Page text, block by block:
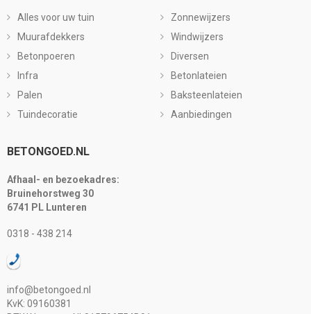
Alles voor uw tuin
Muurafdekkers
Betonpoeren
Infra
Palen
Tuindecoratie
Zonnewijzers
Windwijzers
Diversen
Betonlateien
Baksteenlateien
Aanbiedingen
BETONGOED.NL
Afhaal- en bezoekadres:
Bruinehorstweg 30
6741 PL Lunteren
0318 - 438 214
info@betongoed.nl
KvK: 09160381